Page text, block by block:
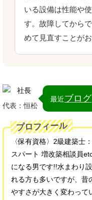
いる設備は性能や
す。故障してから
めて見直すことがお
代表：恒松
最近ブログ
プロフィール
〈保有資格〉2級建築士
スパート 増改築相談員
になる男です!!水まわり
れる方も多いですが、昔
やすさが大きく変わって